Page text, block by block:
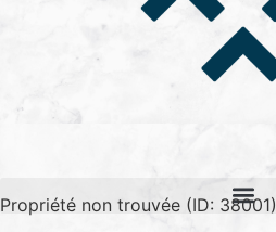
Propriété non trouvée (ID: 38001)